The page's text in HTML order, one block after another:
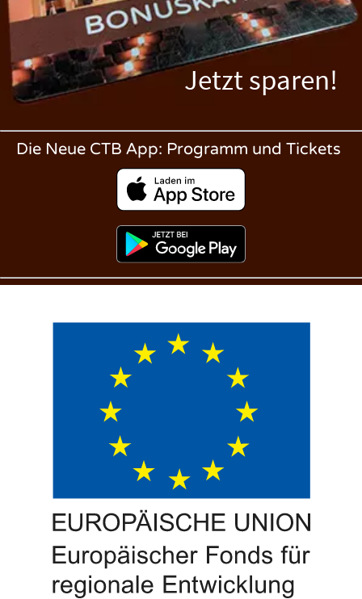
Jetzt sparen!
Die Neue CTB App: Programm und Tickets